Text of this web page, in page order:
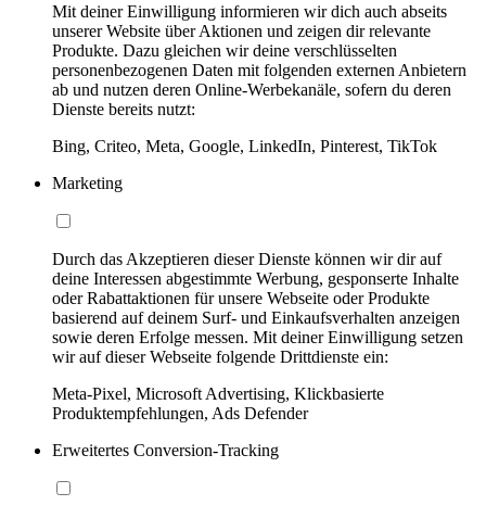
Mit deiner Einwilligung informieren wir dich auch abseits
unserer Website über Aktionen und zeigen dir relevante
Produkte. Dazu gleichen wir deine verschlüsselten
personenbezogenen Daten mit folgenden externen Anbietern
ab und nutzen deren Online-Werbekanäle, sofern du deren
Dienste bereits nutzt:
Bing, Criteo, Meta, Google, LinkedIn, Pinterest, TikTok
Marketing
Durch das Akzeptieren dieser Dienste können wir dir auf
deine Interessen abgestimmte Werbung, gesponserte Inhalte
oder Rabattaktionen für unsere Webseite oder Produkte
basierend auf deinem Surf- und Einkaufsverhalten anzeigen
sowie deren Erfolge messen. Mit deiner Einwilligung setzen
wir auf dieser Webseite folgende Drittdienste ein:
Meta-Pixel, Microsoft Advertising, Klickbasierte
Produktempfehlungen, Ads Defender
Erweitertes Conversion-Tracking